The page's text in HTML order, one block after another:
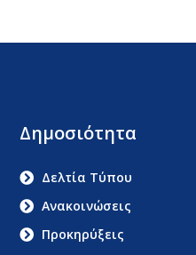
Δημοσιότητα
Δελτία Τύπου
Ανακοινώσεις
Προκηρύξεις